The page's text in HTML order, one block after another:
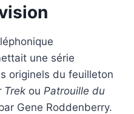
une série
originels du feuilleton
Trek ou Patrouille du
Gene Roddenberry.